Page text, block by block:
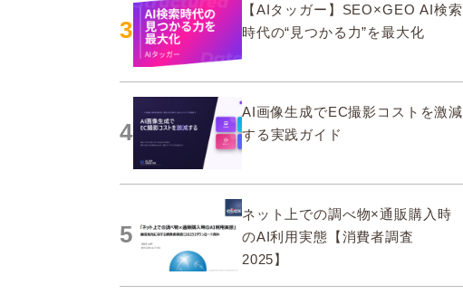
3
【AIタッガー】SEO×GEO AI検索
時代の“見つかる力”を最大化
4
AI画像生成でEC撮影コストを激減
する実践ガイド
5
ネット上での調べ物×通販購入時
のAI利用実態【消費者調査
2025】